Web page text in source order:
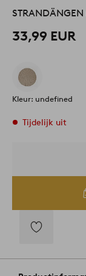
33,99 EUR
Kleur: undefined
Tijdelijk uit
aan
favorieten